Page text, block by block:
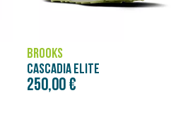
BROOKS
CASCADIA ELITE
250,00 €